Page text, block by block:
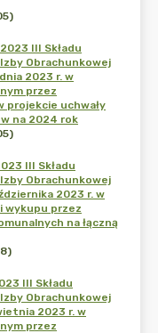
III Składu
Obrachunkowej
2023 r. w
przez
projekcie uchwały
na 2024 rok
III Składu
Obrachunkowej
2023 r. w
wykupu przez
na łączną
III Składu
Obrachunkowej
2023 r. w
przez